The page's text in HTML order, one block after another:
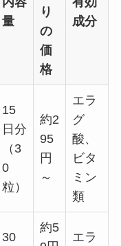
量
り
の
価
格
成分
15
日分
（3
0
粒）
約2
95
円
～
エラ
グ
酸、
ビタ
ミン
類
30
約5
エラ